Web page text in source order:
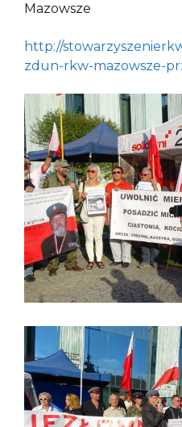
Mazowsze
http://
zdun-rkw-mazowsze-